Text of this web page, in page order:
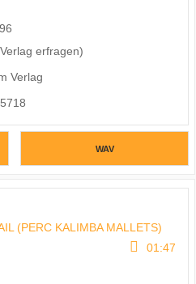
erfragen)
Verlag
WAV
(PERC KALIMBA MALLETS)
01:47